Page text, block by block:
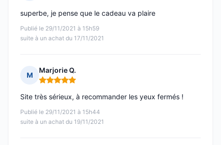
Publié le 29/11/2021 à 15h59
suite à un achat du 17/11/2021
superbe, je pense que le cadeau va plaire
M
Marjorie Q.
Note : 5 sur 5
Publié le 29/11/2021 à 15h44
suite à un achat du 19/11/2021
Site très sérieux, à recommander les yeux fermés !